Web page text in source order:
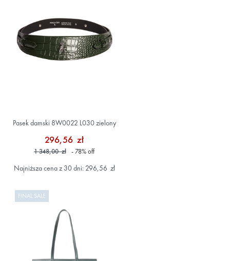
Pasek damski 8W0022 L030 zielony
296,56 zł
1 348,00 zł - 78%off
Najniższa cena z 30 dni: 296,56 zł
FINAL SALE